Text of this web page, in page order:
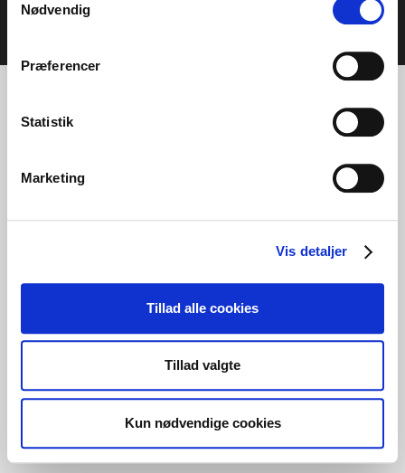
Nødvendig
Præferencer
Statistik
Marketing
Vis detaljer
Tillad alle cookies
Tillad valgte
Kun nødvendige cookies
© 2026 Helse- og Livsstilsmesse - Energien i Centrum•